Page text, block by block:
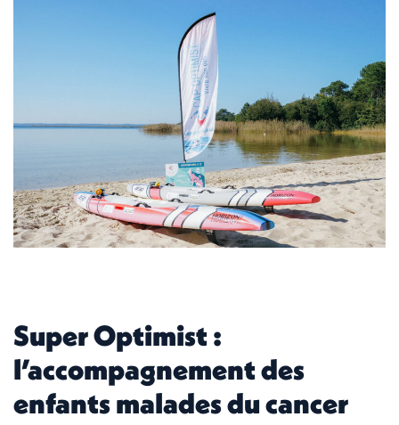
Super Optimist :
l’accompagnement des
enfants malades du cancer